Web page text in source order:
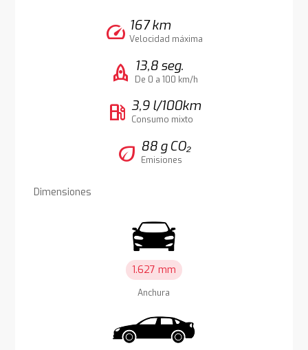
speed 167 km
Velocidad máxima
rocket 13,8 seg.
De 0 a 100 km/h
local_gas_station 3,9 l/100km
Consumo mixto
eco 88 g CO₂
Emisiones
Dimensiones
1.627 mm
Anchura